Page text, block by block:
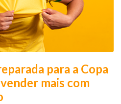
para a Copa
mais com